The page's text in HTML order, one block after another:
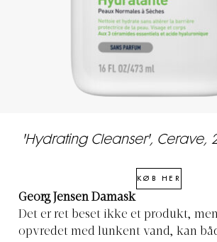
'Hydrating Cleanser', Cerave,
KØB HER
Georg Jensen Damask
Det er ret beset ikke et produkt,
opvredet med lunkent vand, kan